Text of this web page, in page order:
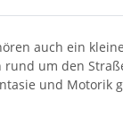
auch ein
um den
und Motorik